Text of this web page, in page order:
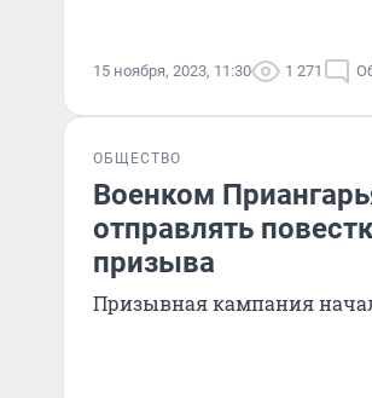
15 ноября, 2023, 11:30 1 271
ОБЩЕСТВО
Военком
отправлять
призыва
Призывная кампания